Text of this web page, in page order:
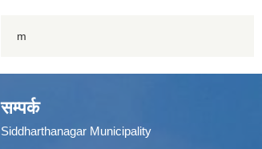
m
सम्पर्क
Siddharthanagar Municipality